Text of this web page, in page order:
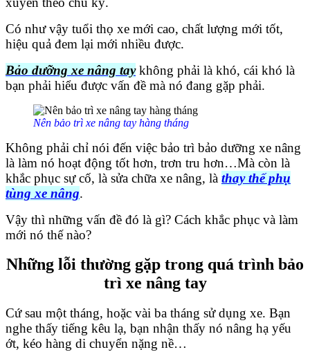
Có như vậy tuổi thọ xe mới cao, chất lượng mới tốt,
hiệu quả đem lại mới nhiều được.
Bảo dưỡng xe nâng taykhông phải là khó, cái khó là
bạn phải hiểu được vấn đề mà nó đang gặp phải.
Nên bảo trì xe nâng tay hàng tháng
Không phải chỉ nói đến việc bảo trì bảo dưỡng xe nâng
là làm nó hoạt động tốt hơn, trơn tru hơn…Mà còn là
khắc phục sự cố, là sửa chữa xe nâng, là thay thế phụ
tùng xe nâng.
Vậy thì những vấn đề đó là gì? Cách khắc phục và làm
mới nó thế nào?
Những lỗi thường gặp trong quá trình bảo
trì xe nâng tay
Cứ sau một tháng, hoặc vài ba tháng sử dụng xe. Bạn
nghe thấy tiếng kêu lạ, bạn nhận thấy nó nâng hạ yếu
ớt, kéo hàng di chuyển nặng nề…